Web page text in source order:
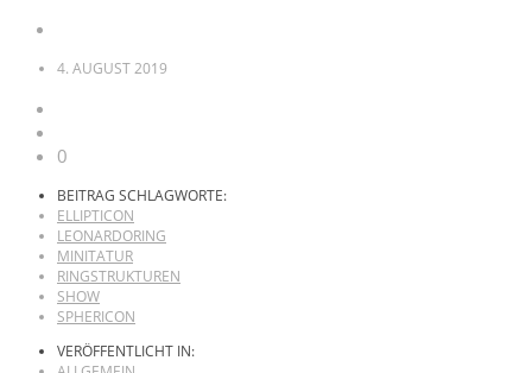
4. AUGUST 2019
0
BEITRAG SCHLAGWORTE:
ELLIPTICON
LEONARDORING
MINITATUR
RINGSTRUKTUREN
SHOW
SPHERICON
VERÖFFENTLICHT IN: